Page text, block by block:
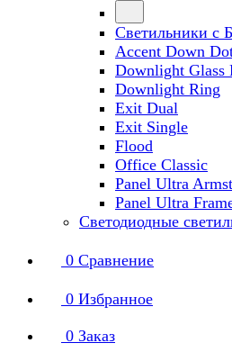
Светильники с
Accent Down
Downlight Glass
Downlight Ring
Exit Dual
Exit Single
Flood
Office Classic
Panel Ultra
Panel Ultra
Светодиодные
0 Сравнение
0 Избранное
0 Заказ